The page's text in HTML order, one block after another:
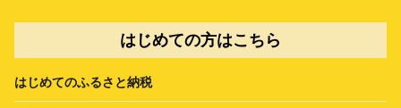
はじめての方はこちら
はじめてのふるさと納税